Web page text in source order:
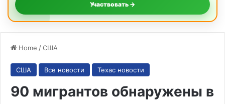
Участвовать →
Home /США
США Все новости Техас новости
90 мигрантов обнаружены в